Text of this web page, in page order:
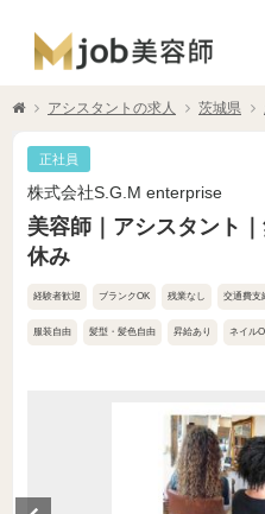
アシスタントの求人 茨城県
正社員
株式会社S.G.M enterprise
美容師｜アシスタント
休み
経験者歓迎 ブランクOK 残業なし 交通費支
服装自由 髪型・髪色自由 昇給あり ネイル